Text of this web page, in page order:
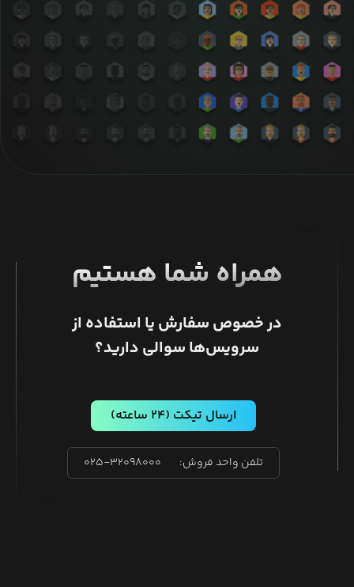
همراه شما هستیم
در خصوص سفارش یا استفاده از
سرویس‌ها سوالی دارید؟
ارسال تیکت (۲۴ ساعته)
تلفن واحد فروش: ۰۲۵-۳۲۰۹۸۰۰۰